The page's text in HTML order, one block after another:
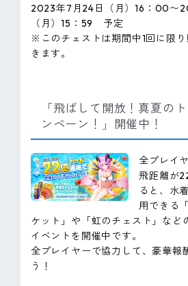
2023年7月24日（月）16：00〜
（月）15：59 予定
※このチェストは期間中1回に限
きます。
「飛ばして開放！真夏の
ンペーン！」開催中！
全プレイ
飛距離が
ると、水
用できる
ケット」や「虹のチェスト」など
イベントを開催中です。
全プレイヤーで協力して、豪華報
う！